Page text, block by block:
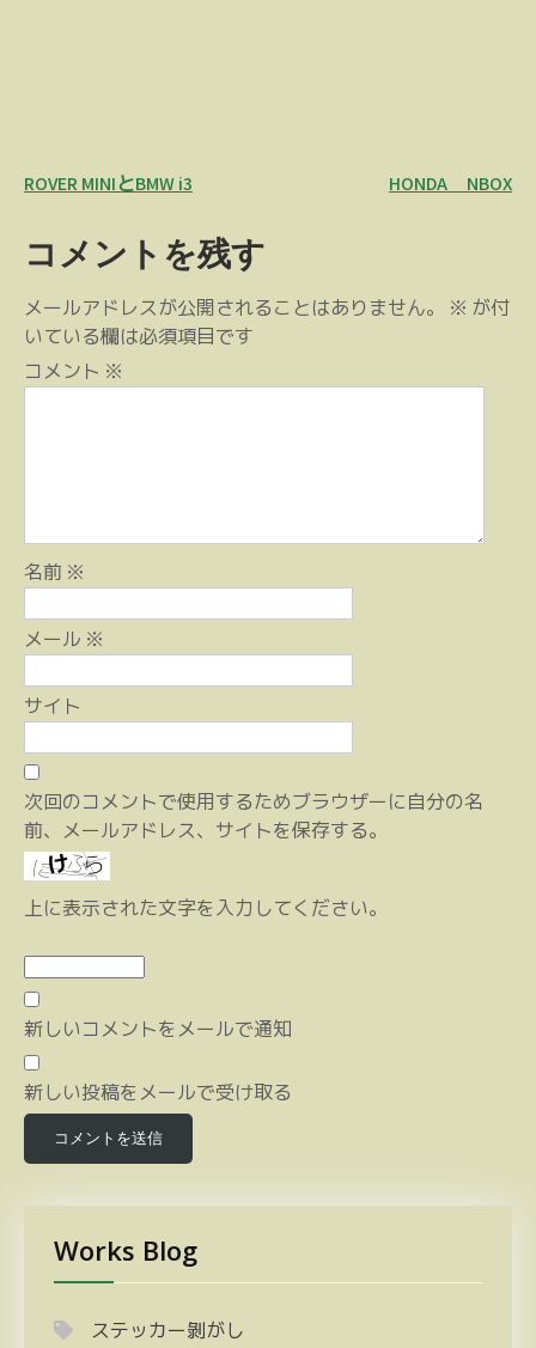
投
ナ
ビ
ゲ
ー
シ
ROVER MINIとBMW i3 HONDA NBOX
コメントを残す
メールアドレスが公開されることはありません。 ※ が付
いている欄は必須項目です
コメント ※
名前 ※
メール ※
サイト
次回のコメントで使用するためブラウザーに自分の名
前、メールアドレス、サイトを保存する。
上に表示された文字を入力してください。
新しいコメントをメールで通知
新しい投稿をメールで受け取る
Works Blog
ステッカー剝がし